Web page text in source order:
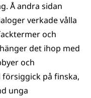
Å andra sidan
verkade vålla
och
det ihop med
och
på finska,
unga